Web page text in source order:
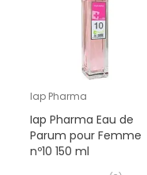
Iap Pharma
Iap Pharma Eau de
Parum pour Femme
nº10 150 ml